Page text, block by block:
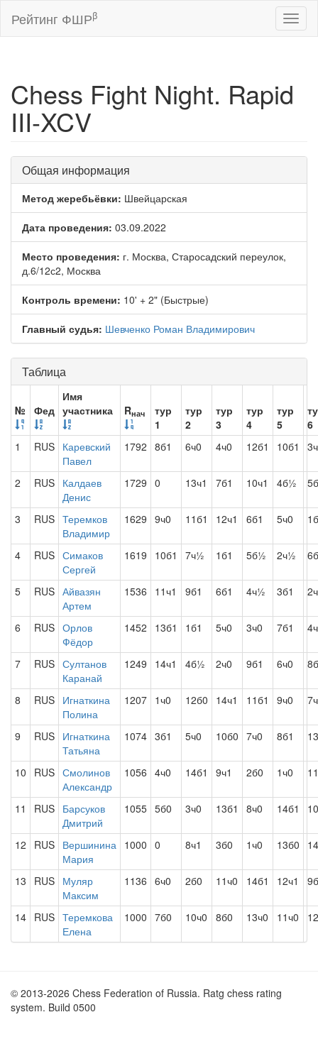
Рейтинг ФШРβ
Chess Fight Night. Rapid
III-XCV
Общая информация
Метод жеребьёвки: Швейцарская
Дата проведения: 03.09.2022
Место проведения: г. Москва, Старосадский переулок,
д.6/12с2, Москва
Контроль времени: 10' + 2" (Быстрые)
Главный судья: Шевченко Роман Владимирович
Таблица
№ Фед
Имя
участника
Rнач
тур
1
тур
2
тур
3
тур
4
тур
5
6
1
RUS Каревский
Павел
1792 8б1 6ч0 4ч0 12б1 10б1
2 RUS Калдаев
Денис
1729 0 13ч1 7б1 10ч1 4б½
3 RUS Теремков
Владимир
1629 9ч0 11б1 12ч1 6б1 5ч0
4 RUS Симаков
Сергей
1619 10б1 7ч½ 1б1 5б½ 2ч½
5 RUS Айвазян
Артем
1536 11ч1 9б1 6б1 4ч½ 3б1
6 RUS Орлов
Фёдор
1452 13б1 1б1 5ч0 3ч0 7б1
7 RUS Султанов
Каранай
1249 14ч1 4б½ 2ч0 9б1 6ч0
8 RUS Игнаткина
Полина
1207 1ч0 12б0 14ч1 11б1 9ч0
9 RUS Игнаткина
Татьяна
1074 3б1 5ч0 10б0 7ч0 8б1
10 RUS Смолинов
Александр
1056 4ч0 14б1 9ч1 2б0 1ч0
11 RUS Барсуков
Дмитрий
1055 5б0 3ч0 13б1 8ч0 14б1
12 RUS Вершинина
Мария
1000 0 8ч1 3б0 1ч0 13б0
13 RUS Муляр
Максим
1136 6ч0 2б0 11ч0 14б1 12ч1
14 RUS Теремкова
Елена
1000 7б0 10ч0 8б0 13ч0 11ч0
© 2013-2026 Chess Federation of Russia. Ratg chess rating
system. Build 0500